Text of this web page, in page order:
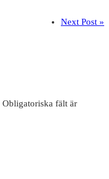
Next Post »
Obligatoriska fält är